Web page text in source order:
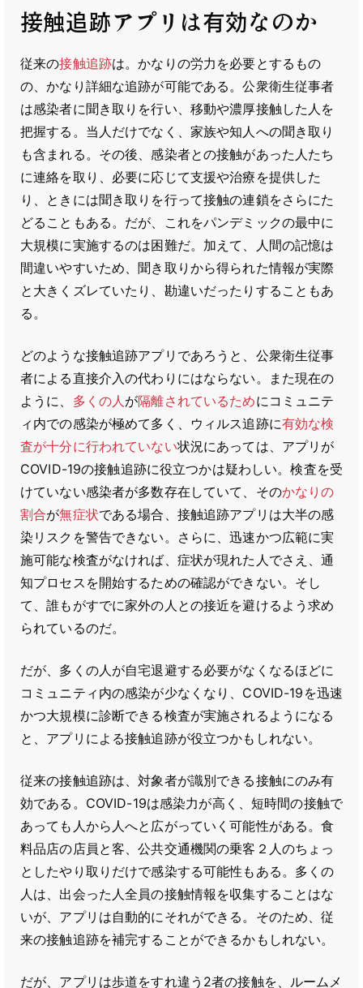
接触追跡アプリは有効なのか
従来の接触追跡は。かなりの労力を必要とするもの
の、かなり詳細な追跡が可能である。公衆衛生従事者
は感染者に聞き取りを行い、移動や濃厚接触した人を
把握する。当人だけでなく、家族や知人への聞き取り
も含まれる。その後、感染者との接触があった人たち
に連絡を取り、必要に応じて支援や治療を提供した
り、ときには聞き取りを行って接触の連鎖をさらにた
どることもある。だが、これをパンデミックの最中に
大規模に実施するのは困難だ。加えて、人間の記憶は
間違いやすいため、聞き取りから得られた情報が実際
と大きくズレていたり、勘違いだったりすることもあ
る。
どのような接触追跡アプリであろうと、公衆衛生従事
者による直接介入の代わりにはならない。また現在の
ように、 多くの人が隔離されているためにコミュニテ
ィ内での感染が極めて多く、ウィルス追跡に有効な検
査が十分に行われていない状況にあっては、アプリが
COVID-19の接触追跡に役立つかは疑わしい。検査を受
けていない感染者が多数存在していて、そのかなりの
割合が無症状である場合、接触追跡アプリは大半の感
染リスクを警告できない。さらに、迅速かつ広範に実
施可能な検査がなければ、症状が現れた人でさえ、通
知プロセスを開始するための確認ができない。そし
て、誰もがすでに家外の人との接近を避けるよう求め
られているのだ。
だが、多くの人が自宅退避する必要がなくなるほどに
コミュニティ内の感染が少なくなり、COVID-19を迅速
かつ大規模に診断できる検査が実施されるようになる
と、アプリによる接触追跡が役立つかもしれない。
従来の接触追跡は、対象者が識別できる接触にのみ有
効である。COVID-19は感染力が高く、短時間の接触で
あっても人から人へと広がっていく可能性がある。食
料品店の店員と客、公共交通機関の乗客２人のちょっ
としたやり取りだけで感染する可能性もある。多くの
人は、出会った人全員の接触情報を収集することはな
いが、アプリは自動的にそれができる。そのため、従
来の接触追跡を補完することができるかもしれない。
だが、アプリは歩道をすれ違う2者の接触を、ルームメ